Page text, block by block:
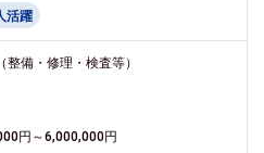
活躍
整備・修理・検査等）
円～6,000,000円